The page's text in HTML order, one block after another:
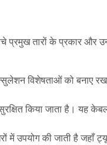
प्रमुख तारों के प्रकार और
विशेषताओं को बनाए
किया जाता है। यह
में उपयोग की जाती है जहाँ